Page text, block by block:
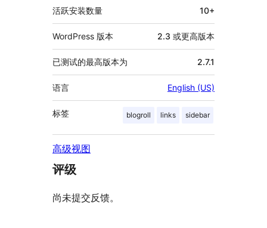
息
活跃安装数量 10+
WordPress 版本 2.3 或更高版本
已测试的最高版本为 2.7.1
语言 English (US)
标签 blogroll links sidebar
高级视图
评级
尚未提交反馈。